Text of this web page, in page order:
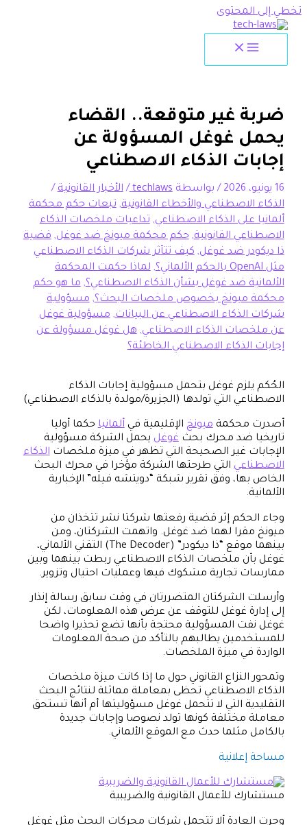
تخطي إلى المحتوى
ضربة غير متوقعة.. القضاء
يحمل غوغل المسؤولة عن
إجابات الذكاء الاصطناعي
16 يونيو، 2026 / بواسطة techlaws
/الأخبار القانونية/
الذكاء الاصطناعي والأخطاء القانونية,تبعات حكم محكمة
ألمانيا على الذكاء الاصطناعي,تداعيات ملخصات الذكاء
الاصطناعي القانونية,حكم محكمة ميونخ ضد غوغل,قضية
ذا ديكودر ضد غوغل,كيف تتأثر شركات الذكاء الاصطناعي
مثل OpenAI بالحكم الألماني؟
,لماذا حكمت المحكمة
الألمانية ضد غوغل بشأن الذكاء الاصطناعي؟,ما هو حكم
محكمة ميونخ بخصوص ملخصات البحث؟,مسؤولية
شركات الذكاء الاصطناعي عن البيانات,مسؤولية غوغل
عن ملخصات الذكاء الاصطناعي,هل غوغل مسؤولة عن
إجابات الذكاء الاصطناعي الخاطئة؟
الحُكم يلزم غوغل بتحمل مسؤولية إجابات الذكاء
الاصطناعي التي تولدها (الجزيرة/مولدة بالذكاء الاصطناعي)
أصدرت محكمةميونخ الإقليمية فيألمانياحكما أوليا
تاريخيا ضد محرك بحثغوغليحمل الشركة مسؤولية
الإجابات غير الصحيحة التي تظهر في ميزة ملخصاتالذكاء
الاصطناعيالتي طرحتها الشركة مؤخرا في محرك البحث
الخاص بها، وفق تقرير شبكة “دويتشه فيله” الإخبارية
الألمانية.
وجاء الحكم إثر قضية رفعتها شركتا نشر تتخذان من
ميونخ مقرا لهما ضد غوغل. واتهمت الشركتان، ومن
بينهما موقع “ذا ديكودر” (The Decoder) التقني الألماني،
غوغل بأن ملخصات الذكاء الاصطناعي ربطت بينهما وبين
ممارسات تجارية مشكوك فيها وعمليات احتيال وتزوير.
وأرسلت الشركتان المتضررتان في وقت سابق رسالة إنذار
إلى إدارة غوغل للتوقف عن عرض هذه المعلومات، لكن
غوغل نفت المسؤولية محتجة بأنها تضع تحذيرا واضحا
للمستخدمين يطالبهم بالتأكد من صحة المعلومات
الواردة في ميزة الملخصات.
وتمحور النزاع القانوني حول ما إذا كانت ميزة ملخصات
الذكاء الاصطناعي تحظى بمعاملة مماثلة لنتائج البحث
التقليدية التي لا تتحمل غوغل مسؤوليتها أم أنها تستحق
معاملة مختلفة كونها تولد نصوصا وإجابات جديدة
بالكامل مثلما حدث مع الموقع الألماني.
مساحة إعلانية
مستشارك للأعمال القانونية والضريبية
وجرت العادة ألا تتحمل شركات محركات البحث مثل غوغل